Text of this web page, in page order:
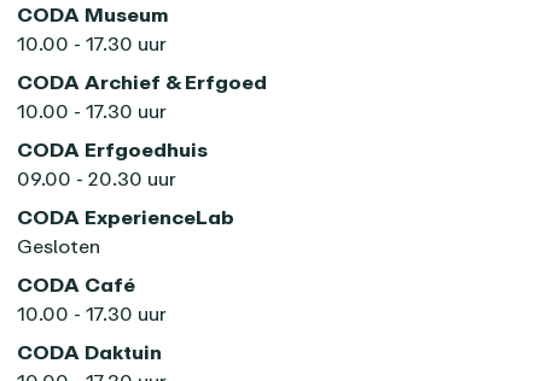
CODA Museum
10.00 - 17.30 uur
CODA Archief & Erfgoed
10.00 - 17.30 uur
CODA Erfgoedhuis
09.00 - 20.30 uur
CODA ExperienceLab
Gesloten
CODA Café
10.00 - 17.30 uur
CODA Daktuin